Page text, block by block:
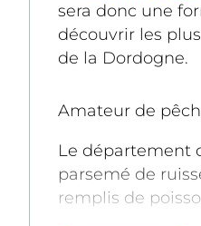
sera donc une
découvrir les
de la Dordogne.
Amateur de
Le département
parsemé de
remplis de